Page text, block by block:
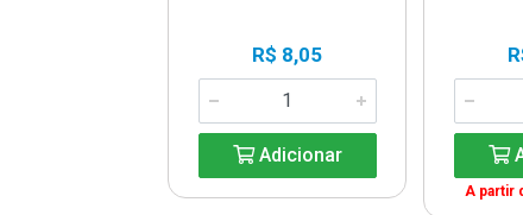
R$ 8,05
Adicionar
A partir